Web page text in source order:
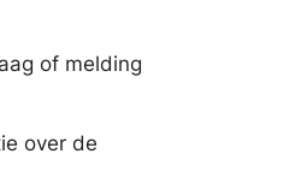
of melding
over de